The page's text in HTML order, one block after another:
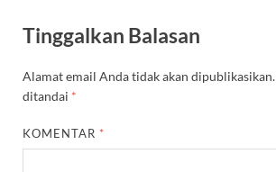
Tinggalkan Balasan
Alamat email Anda tidak akan dipublikasikan.
ditandai *
KOMENTAR *